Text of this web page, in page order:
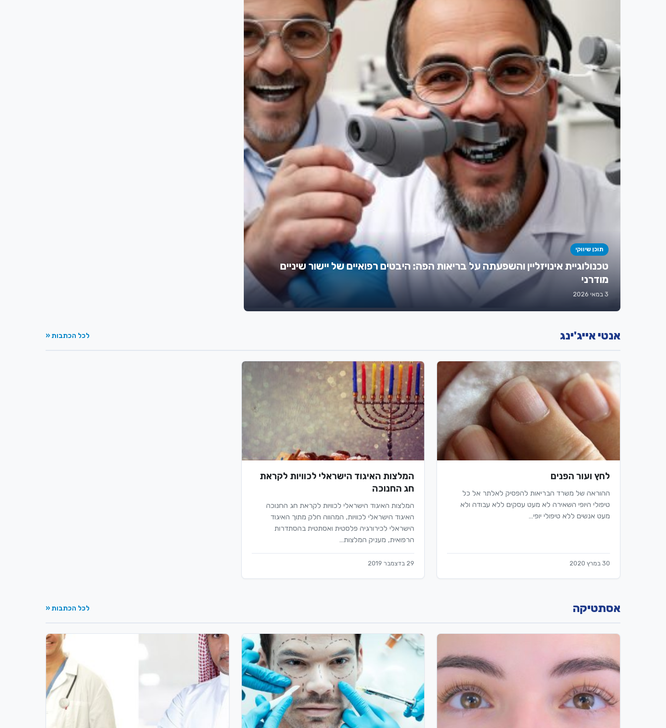
תוכן שיווקי
טכנולוגיית אינויזליין והשפעתה על בריאות הפה: היבטים רפואיים של יישור שיניים
מודרני
3 במאי 2026
אנטי אייג'ינג לכל הכתבות «
לחץ ועור הפנים
ההוראה של משרד הבריאות להפסיק לאלתר אל כל
טיפולי היופי השאירה לא מעט עסקים ללא עבודה ולא
מעט אנשים ללא טיפולי יופי…
30 במרץ 2020
המלצות האיגוד הישראלי לכוויות לקראת
חג החנוכה
המלצות האיגוד הישראלי לכוויות לקראת חג החנוכה
האיגוד הישראלי לכוויות, המהווה חלק מתוך האיגוד
הישראלי לכירורגיה פלסטית ואסתטית בהסתדרות
הרפואית, מעניק המלצות…
29 בדצמבר 2019
אסתטיקה לכל הכתבות «